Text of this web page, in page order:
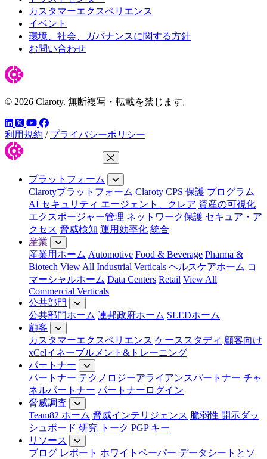
カスタマーエクスペリエンス
イベント
環境、社会、ガバナンスに関する方針
お問い合わせ
© 2026 Claroty. 無断複写・転載を禁じます。
LinkedIn
ツイッター
YouTube
Facebook
利用規約 / プライバシーポリシー
メニューを閉じる
プラットフォーム
Clarotyプラットフォーム Claroty CPS 保護 プログラム
AI セキュリティ エージェント、クレア 資産の可視化
エクスポージャー管理 ネットワーク保護 セキュア・ア
クセス 脅威検知 運用効率化 統合
産業
産業用ホーム Automotive Food & Beverage Pharma &
Biotech View All Industrial Verticals ヘルスケアホーム コ
マーシャルホーム Data Centers Retail View All
Commercial Verticals
公共部門
公共部門ホーム 連邦政府ホーム SLEDホーム
顧客
カスタマーエクスペリエンス ケーススタディ 顧客向け
xCelイネーブルメント&トレーニング
パートナー
パートナー テクノロジーアライアンスパートナー チャ
ネルパートナー パートナーログイン
脅威調査
Team82 ホーム 脅威インテリジェンス 脆弱性 開示ダッ
シュボード 研究 トーク PGP キー
リソース
ブログ レポート ホワイトペーパー データシートとソ